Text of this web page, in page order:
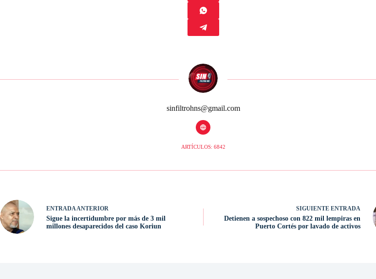
sinfiltrohns@gmail.com
ARTÍCULOS: 6842
ENTRADA ANTERIOR
Sigue la incertidumbre por más de 3 mil
millones desaparecidos del caso Koriun
SIGUIENTE ENTRADA
Detienen a sospechoso con 822 mil lempiras en
Puerto Cortés por lavado de activos